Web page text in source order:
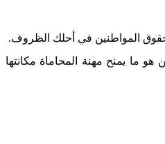
حقوق المواطنين في أحلك الظروف.
ما يمنح مهنة المحاماة مكانتها